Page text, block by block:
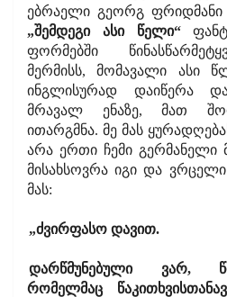
ებრაელი გეორგ ფრიდმანი
„შემდეგი ასი წელი“
ფორმებში
მერმისს, მომავალი ასი
ინგლისურად დაიწერა
მრავალ ენაზე, მათ
ითარგმნა. მე მას
არა ერთი ჩემი გერმანელი
მისახსოვრა იგი და
მას:
„ძვირფასო დავით.
დარწმუნებული ვარ,
რომელმაც